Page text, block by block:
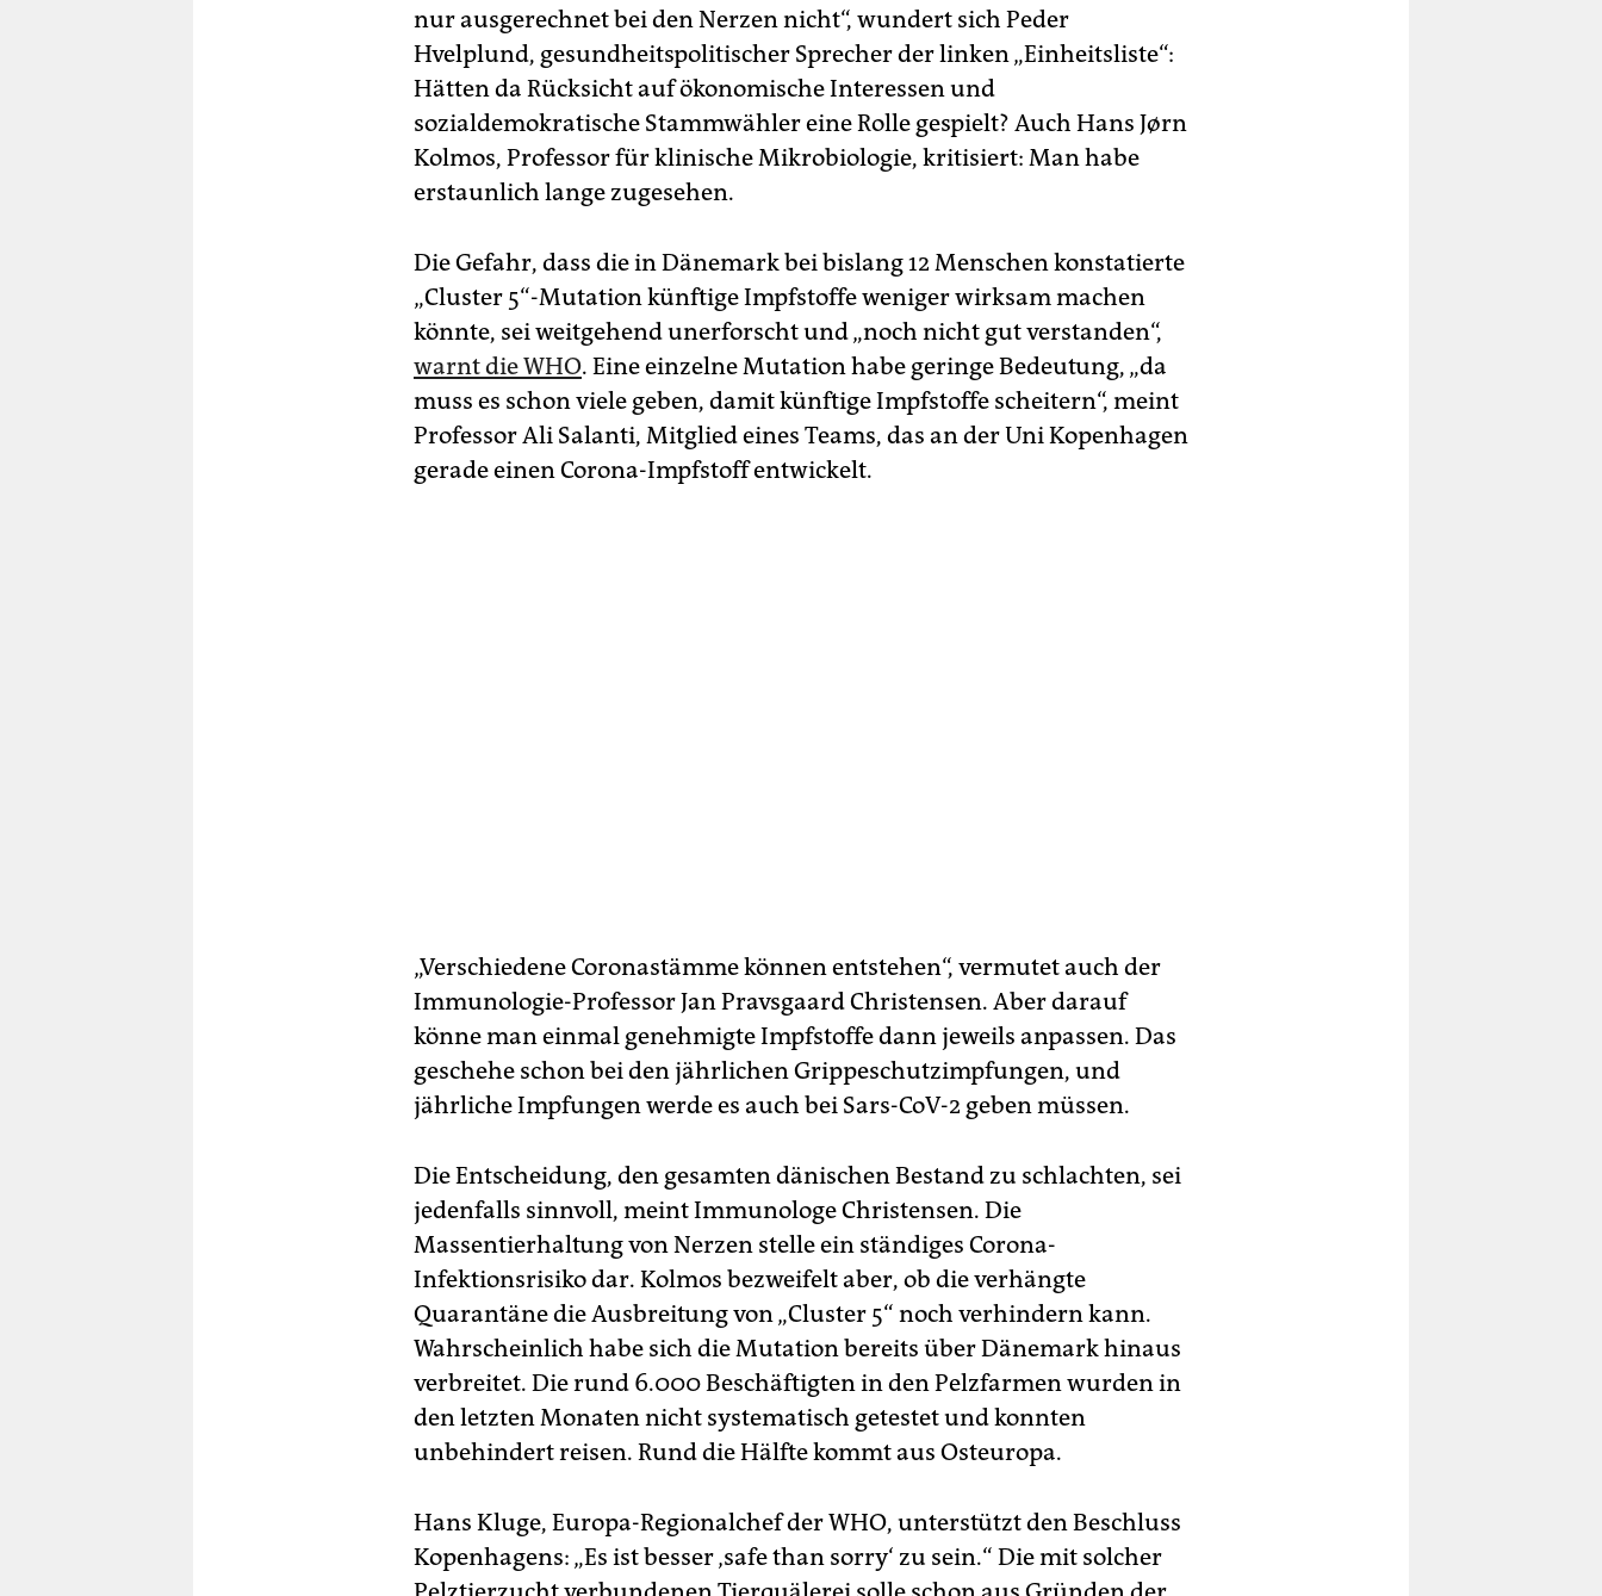
nur ausgerechnet bei den Nerzen nicht“, wundert sich Peder
Hvelplund, gesundheitspolitischer Sprecher der linken „Einheitsliste“:
Hätten da Rücksicht auf ökonomische Interessen und
sozialdemokratische Stammwähler eine Rolle gespielt? Auch Hans Jørn
Kolmos, Professor für klinische Mikrobiologie, kritisiert: Man habe
erstaunlich lange zugesehen.
Die Gefahr, dass die in Dänemark bei bislang 12 Menschen konstatierte
„Cluster 5“-Mutation künftige Impfstoffe weniger wirksam machen
könnte, sei weitgehend unerforscht und „noch nicht gut verstanden“,
warnt die WHO. Eine einzelne Mutation habe geringe Bedeutung, „da
muss es schon viele geben, damit künftige Impfstoffe scheitern“, meint
Professor Ali Salanti, Mitglied eines Teams, das an der Uni Kopenhagen
gerade einen Corona-Impfstoff entwickelt.
„Verschiedene Coronastämme können entstehen“, vermutet auch der
Immunologie-Professor Jan Pravsgaard Christensen. Aber darauf
könne man einmal genehmigte Impfstoffe dann jeweils anpassen. Das
geschehe schon bei den jährlichen Grippeschutzimpfungen, und
jährliche Impfungen werde es auch bei Sars-CoV-2 geben müssen.
Die Entscheidung, den gesamten dänischen Bestand zu schlachten, sei
jedenfalls sinnvoll, meint Immunologe Christensen. Die
Massentierhaltung von Nerzen stelle ein ständiges Corona-
Infektionsrisiko dar. Kolmos bezweifelt aber, ob die verhängte
Quarantäne die Ausbreitung von „Cluster 5“ noch verhindern kann.
Wahrscheinlich habe sich die Mutation bereits über Dänemark hinaus
verbreitet. Die rund 6.000 Beschäftigten in den Pelzfarmen wurden in
den letzten Monaten nicht systematisch getestet und konnten
unbehindert reisen. Rund die Hälfte kommt aus Osteuropa.
Hans Kluge, Europa-Regionalchef der WHO, unterstützt den Beschluss
Kopenhagens: „Es ist besser ‚safe than sorry‘ zu sein.“ Die mit solcher